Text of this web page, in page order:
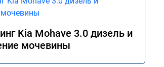
Kia Mohave 3.0 дизель и
мочевины